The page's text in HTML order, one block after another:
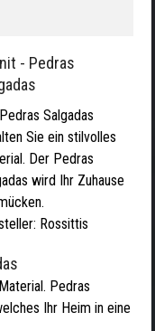
- Pedras
Salgadas
Sie ein stilvolles
Der Pedras
wird Ihr Zuhause
Rossittis
Pedras
Ihr Heim in eine